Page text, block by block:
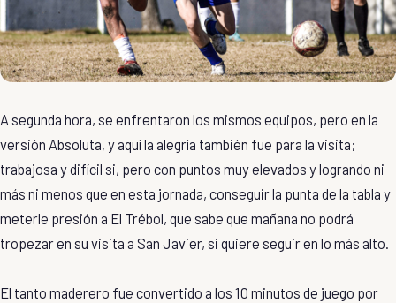
A segunda hora, se enfrentaron los mismos equipos, pero en la
versión Absoluta, y aquí la alegría también fue para la visita;
trabajosa y difícil si, pero con puntos muy elevados y logrando ni
más ni menos que en esta jornada, conseguir la punta de la tabla y
meterle presión a El Trébol, que sabe que mañana no podrá
tropezar en su visita a San Javier, si quiere seguir en lo más alto.
El tanto maderero fue convertido a los 10 minutos de juego por